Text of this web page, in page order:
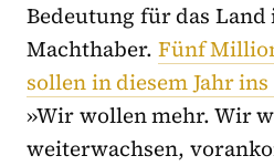
Bedeutung für das
Machthaber. Fünf
sollen in diesem Jahr
»Wir wollen mehr. Wir
weiterwachsen,